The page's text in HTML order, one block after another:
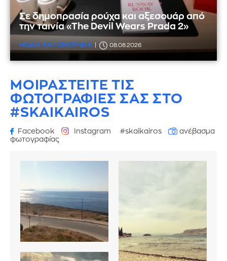
Σε δημοπρασία ρούχα και αξεσουάρ από
την ταινία «The Devil Wears Prada 2»
ΜΟΔΑ ΚΑΙ ΟΜΟΡΦΙΑ 08.08.2026
ΜΟΙΡΑΣΤΕΙΤΕ ΤΙΣ
ΦΩΤΟΓΡΑΦΙΕΣ ΣΑΣ ΣΤΟ
#SKAIKAIROS
Facebook Instagram #skaikairos
ανέβασμα
φωτογραφίας